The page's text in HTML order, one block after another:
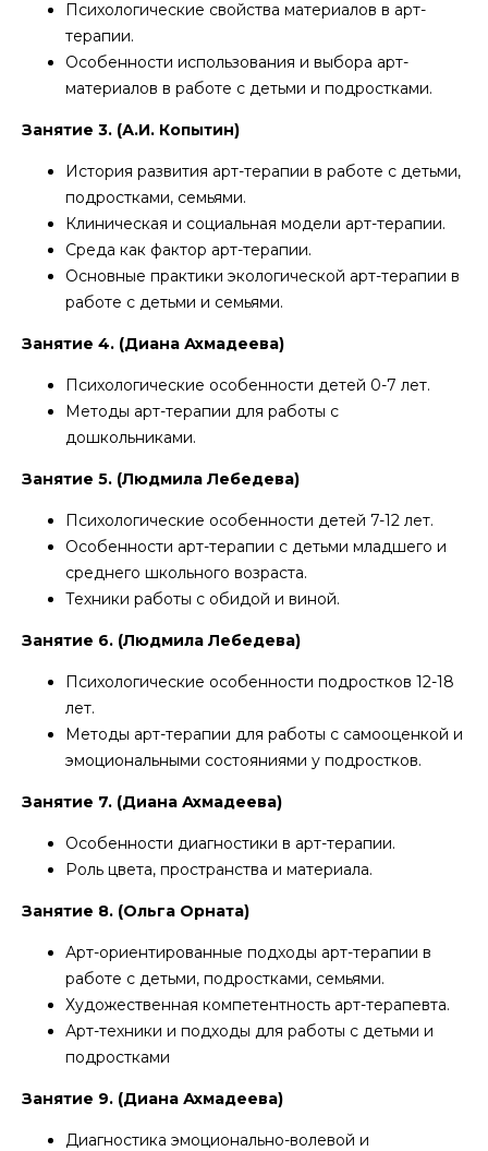
Психологические свойства материалов в арт-
терапии.
Особенности использования и выбора арт-
материалов в работе с детьми и подростками.
Занятие 3. (А.И. Копытин)
История развития арт-терапии в работе с детьми,
подростками, семьями.
Клиническая и социальная модели арт-терапии.
Среда как фактор арт-терапии.
Основные практики экологической арт-терапии в
работе с детьми и семьями.
Занятие 4. (Диана Ахмадеева)
Психологические особенности детей 0-7 лет.
Методы арт-терапии для работы с
дошкольниками.
Занятие 5. (Людмила Лебедева)
Психологические особенности детей 7-12 лет.
Особенности арт-терапии с детьми младшего и
среднего школьного возраста.
Техники работы с обидой и виной.
Занятие 6. (Людмила Лебедева)
Психологические особенности подростков 12-18
лет.
Методы арт-терапии для работы с самооценкой и
эмоциональными состояниями у подростков.
Занятие 7. (Диана Ахмадеева)
Особенности диагностики в арт-терапии.
Роль цвета, пространства и материала.
Занятие 8. (Ольга Орната)
Арт-ориентированные подходы арт-терапии в
работе с детьми, подростками, семьями.
Художественная компетентность арт-терапевта.
Арт-техники и подходы для работы с детьми и
подростками
Занятие 9. (Диана Ахмадеева)
Диагностика эмоционально-волевой и